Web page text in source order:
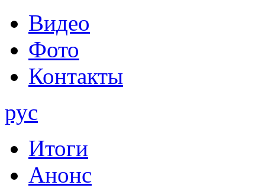
Видео
Фото
Контакты
рус
Итоги
Анонс